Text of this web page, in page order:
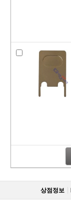
상점정보